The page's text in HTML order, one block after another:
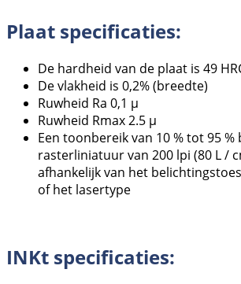
Plaat specificaties:
De hardheid van de plaat is 49
De vlakheid is 0,2% (breedte)
Ruwheid Ra 0,1 µ
Ruwheid Rmax 2.5 µ
Een toonbereik van 10 % tot 95 %
rasterliniatuur van 200 lpi (80 L /
afhankelijk van het
of het lasertype
INKt specificaties: